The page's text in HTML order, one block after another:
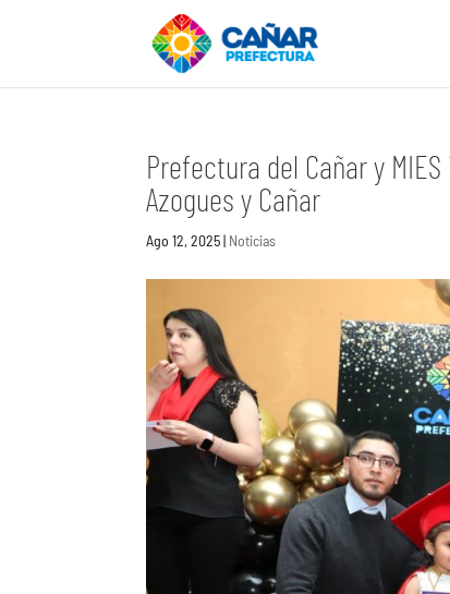
Prefectura del Cañar y
Azogues y Cañar
Ago 12, 2025| Noticias